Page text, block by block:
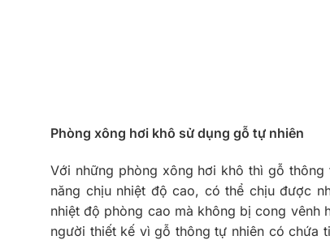
Phòng xông hơi khô sử dụng gỗ tự nhiên
Với những phòng xông hơi khô thì gỗ
năng chịu nhiệt độ cao, có thể chịu được
nhiệt độ phòng cao mà không bị cong vênh
người thiết kế vì gỗ thông tự nhiên có chứa